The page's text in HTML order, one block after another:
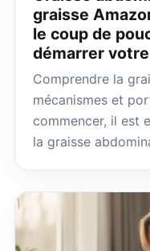
graisse
le coup de
démarrer
Comprendre la
mécanismes et
commencer, il est
la graisse